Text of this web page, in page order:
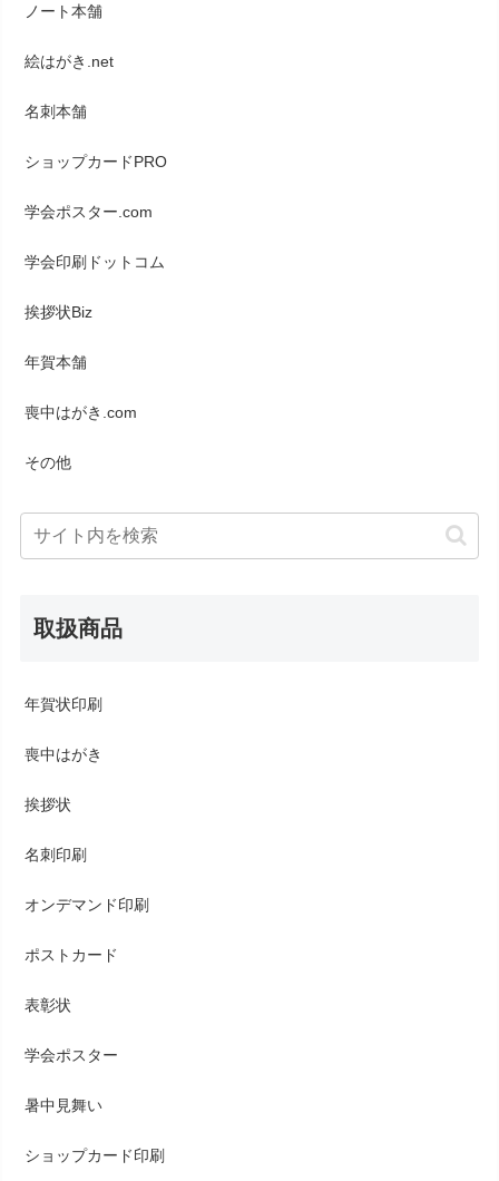
ノート本舗
絵はがき.net
名刺本舗
ショップカードPRO
学会ポスター.com
学会印刷ドットコム
挨拶状Biz
年賀本舗
喪中はがき.com
その他
取扱商品
年賀状印刷
喪中はがき
挨拶状
名刺印刷
オンデマンド印刷
ポストカード
表彰状
学会ポスター
暑中見舞い
ショップカード印刷